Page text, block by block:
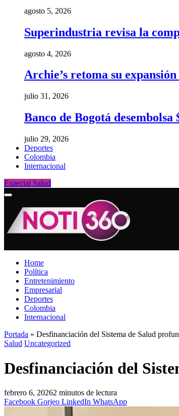
agosto 5, 2026
Superindustria revisa la
agosto 4, 2026
Archie’s retoma su
julio 31, 2026
Banco de Bogotá
julio 29, 2026
Deportes
Colombia
Internacional
Especial Salud
Home
Política
Entretenimiento
Empresarial
Deportes
Colombia
Internacional
Portada » Desfinanciación del Sistema de Salud
Salud Uncategorized
Desfinanciación del
febrero 6, 20262 minutos de lectura
Facebook Gorjeo LinkedIn WhatsApp